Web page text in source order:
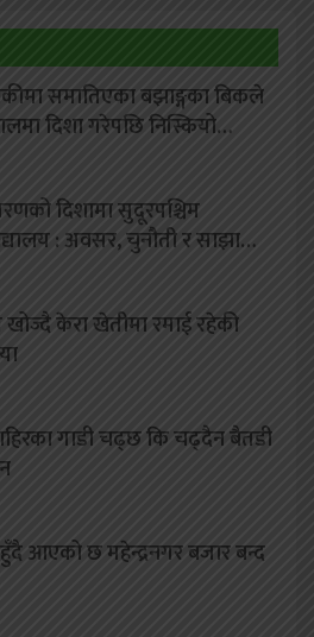
समातिएका बझाङ्गका बिकले
दिशा गरेपछि निस्कियो…
दिशामा सुदूरपश्चिम
: अवसर, चुनौती र साझा…
खोज्दै केरा खेतीमा रमाई रहेकी
गाडी चढ्छ कि चढ्दैन बैतडी
आएको छ महेन्द्रनगर बजार बन्द